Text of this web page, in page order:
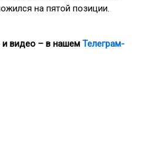
на пятой позиции.
видео – в нашем Телеграм-